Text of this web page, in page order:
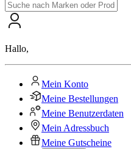
Hallo,
Mein Konto
Meine Bestellungen
Meine Benutzerdaten
Mein Adressbuch
Meine Gutscheine